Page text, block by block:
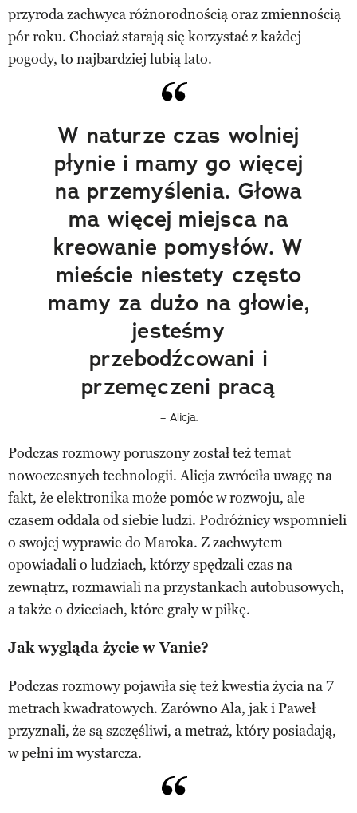
przyroda zachwyca różnorodnością oraz zmiennością
pór roku. Chociaż starają się korzystać z każdej
pogody, to najbardziej lubią lato.
W naturze czas wolniej
płynie i mamy go więcej
na przemyślenia. Głowa
ma więcej miejsca na
kreowanie pomysłów. W
mieście niestety często
mamy za dużo na głowie,
jesteśmy
przebodźcowani i
przemęczeni pracą
– Alicja.
Podczas rozmowy poruszony został też temat
nowoczesnych technologii. Alicja zwróciła uwagę na
fakt, że elektronika może pomóc w rozwoju, ale
czasem oddala od siebie ludzi. Podróżnicy wspomnieli
o swojej wyprawie do Maroka. Z zachwytem
opowiadali o ludziach, którzy spędzali czas na
zewnątrz, rozmawiali na przystankach autobusowych,
a także o dzieciach, które grały w piłkę.
Jak wygląda życie w Vanie?
Podczas rozmowy pojawiła się też kwestia życia na 7
metrach kwadratowych. Zarówno Ala, jak i Paweł
przyznali, że są szczęśliwi, a metraż, który posiadają,
w pełni im wystarcza.